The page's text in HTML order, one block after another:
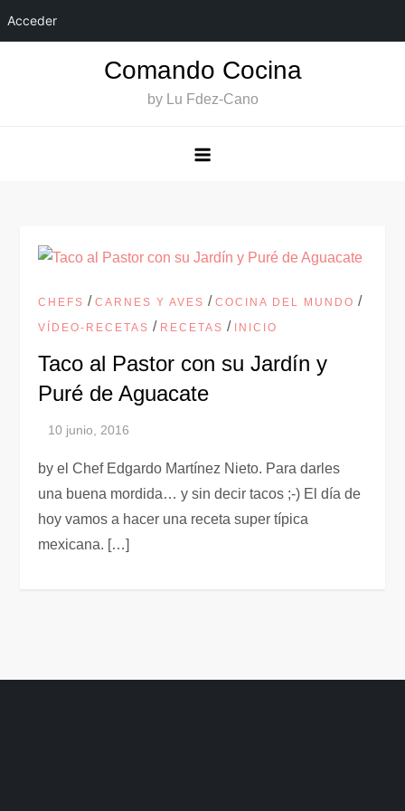
Acceder
Comando Cocina
by Lu Fdez-Cano
CHEFS /CARNES Y AVES /COCINA DEL MUNDO /
VÍDEO-RECETAS / RECETAS / INICIO
Taco al Pastor con su Jardín y
Puré de Aguacate
by el Chef Edgardo Martínez Nieto. Para darles
una buena mordida… y sin decir tacos ;-) El día de
hoy vamos a hacer una receta super típica
mexicana. […]